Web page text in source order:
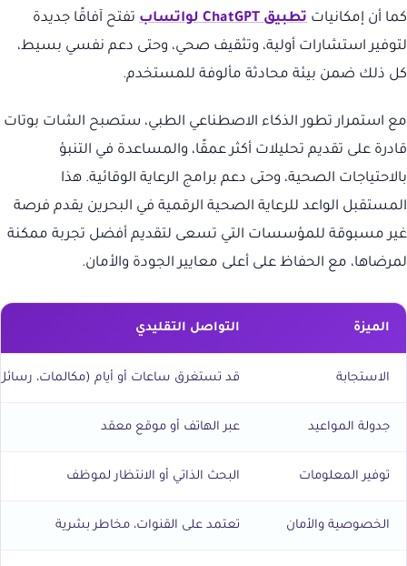
كما أن إمكانيات تطبيق ChatGPT لواتساب
تفتح آفاقًا جديدة
لتوفير استشارات أولية، وتثقيف صحي، وحتى دعم نفسي بسيط،
كل ذلك ضمن بيئة محادثة مألوفة للمستخدم.
مع استمرار تطور الذكاء الاصطناعي الطبي، ستصبح الشات بوتات
قادرة على تقديم تحليلات أكثر عمقًا، والمساعدة في التنبؤ
بالاحتياجات الصحية، وحتى دعم برامج الرعاية الوقائية. هذا
المستقبل الواعد للرعاية الصحية الرقمية في البحرين يقدم فرصة
غير مسبوقة للمؤسسات التي تسعى لتقديم أفضل تجربة ممكنة
لمرضاها، مع الحفاظ على أعلى معايير الجودة والأمان.
الميزة التواصل التقليدي
الاستجابة قد تستغرق ساعات أو أيام (مكالمات،
جدولة المواعيد عبر الهاتف أو موقع معقد
توفير المعلومات البحث الذاتي أو الانتظار لموظف
الخصوصية والأمان تعتمد على القنوات، مخاطر بشرية